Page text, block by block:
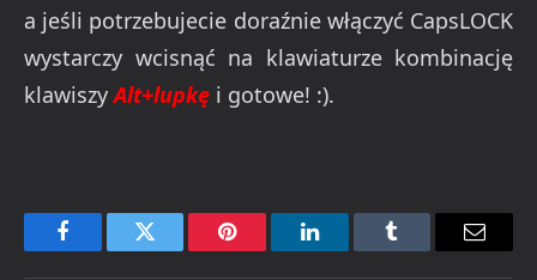
a jeśli potrzebujecie doraźnie włączyć CapsLOCK
wystarczy wcisnąć na klawiaturze kombinację
klawiszyAlt+lupkę i gotowe! :).
FacebookTwitter Pinterest LinkedInTumblr Email